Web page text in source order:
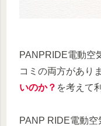
PANPRIDE電動空
コミの両方があり
いのか？ を考えて
PANP RIDE電動